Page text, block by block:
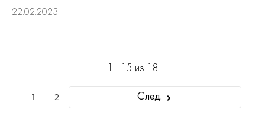
22.02.2023
1 - 15 из 18
1 2 След.